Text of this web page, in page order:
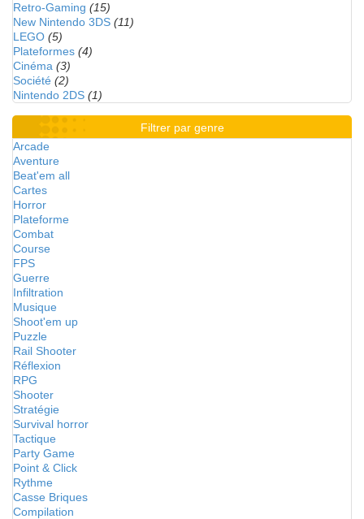
Retro-Gaming (15)
New Nintendo 3DS (11)
LEGO (5)
Plateformes (4)
Cinéma (3)
Société (2)
Nintendo 2DS (1)
Filtrer par genre
Arcade
Aventure
Beat'em all
Cartes
Horror
Plateforme
Combat
Course
FPS
Guerre
Infiltration
Musique
Shoot'em up
Puzzle
Rail Shooter
Réflexion
RPG
Shooter
Stratégie
Survival horror
Tactique
Party Game
Point & Click
Rythme
Casse Briques
Compilation